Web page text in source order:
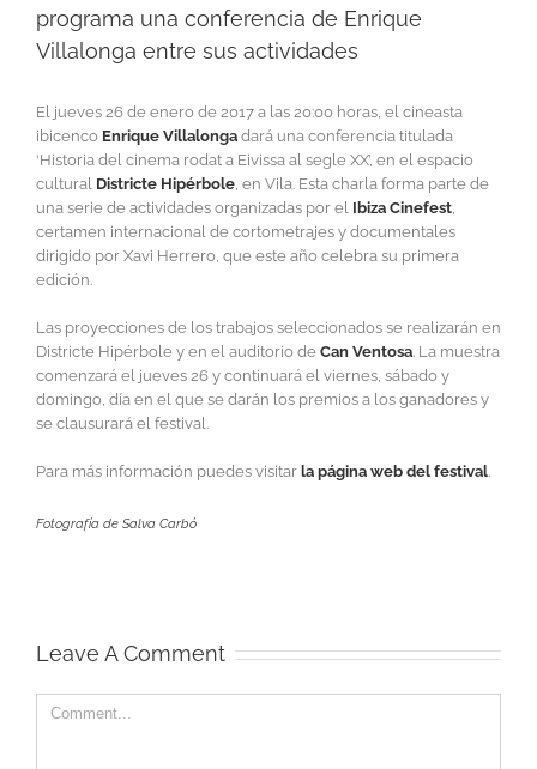
programa una conferencia de Enrique
Villalonga entre sus actividades
El jueves 26 de enero de 2017 a las 20:00 horas, el cineasta
ibicenco Enrique Villalonga dará una conferencia titulada
‘Historia del cinema rodat a Eivissa al segle XX’, en el espacio
cultural Districte Hipérbole , en Vila. Esta charla forma parte de
una serie de actividades organizadas por el Ibiza Cinefest
certamen internacional de cortometrajes y documentales
dirigido por Xavi Herrero, que este año celebra su primera
edición.
Las proyecciones de los trabajos seleccionados se realizarán en
Districte Hipérbole y en el auditorio de Can Ventosa. La muestra
comenzará el jueves 26 y continuará el viernes, sábado y
domingo, día en el que se darán los premios a los ganadores y
se clausurará el festival.
Para más información puedes visitar la página web del festival.
Fotografía de Salva Carbó
Leave A Comment
Comment